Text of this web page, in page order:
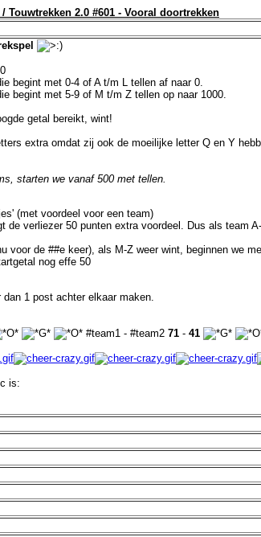
Touwtrekken 2.0 #601 - Vooral doortrekken
begint met 0-4 of A t/m L tellen af naar 0.
begint met 5-9 of M t/m Z tellen op naar 1000.
getal bereikt, wint!
extra omdat zij ook de moeilijke letter Q en Y
starten we vanaf 500 met tellen.
(met voordeel voor een team)
de verliezer 50 punten extra voordeel. Dus als team
voor de ##e keer), als M-Z weer wint, beginnen we
nog effe 50
1 post achter elkaar maken.
#team1 - #team2 71 - 41
is: